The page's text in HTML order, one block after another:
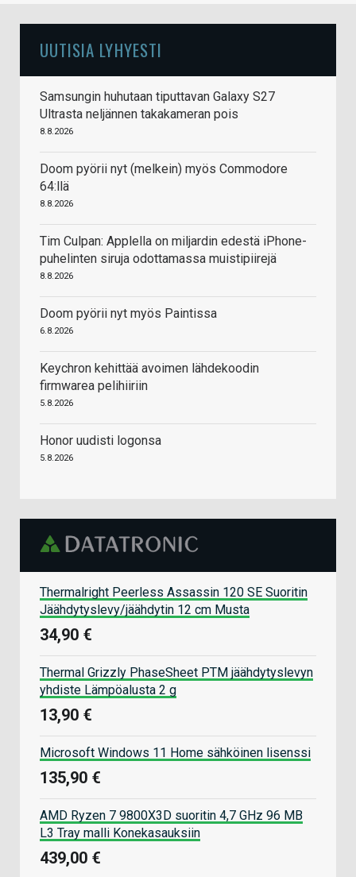
UUTISIA LYHYESTI
Samsungin huhutaan tiputtavan Galaxy S27
Ultrasta neljännen takakameran pois
8.8.2026
Doom pyörii nyt (melkein) myös Commodore
64:llä
8.8.2026
Tim Culpan: Applella on miljardin edestä iPhone-
puhelinten siruja odottamassa muistipiirejä
8.8.2026
Doom pyörii nyt myös Paintissa
6.8.2026
Keychron kehittää avoimen lähdekoodin
firmwarea pelihiiriin
5.8.2026
Honor uudisti logonsa
5.8.2026
Thermalright Peerless Assassin 120 SE Suoritin
Jäähdytyslevy/jäähdytin 12 cm Musta
34,90 €
Thermal Grizzly PhaseSheet PTM jäähdytyslevyn
yhdiste Lämpöalusta 2 g
13,90 €
Microsoft Windows 11 Home sähköinen lisenssi
135,90 €
AMD Ryzen 7 9800X3D suoritin 4,7 GHz 96 MB
L3 Tray malli Konekasauksiin
439,00 €